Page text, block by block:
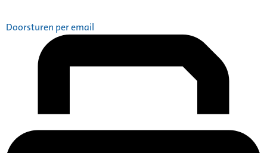
Doorsturen per email